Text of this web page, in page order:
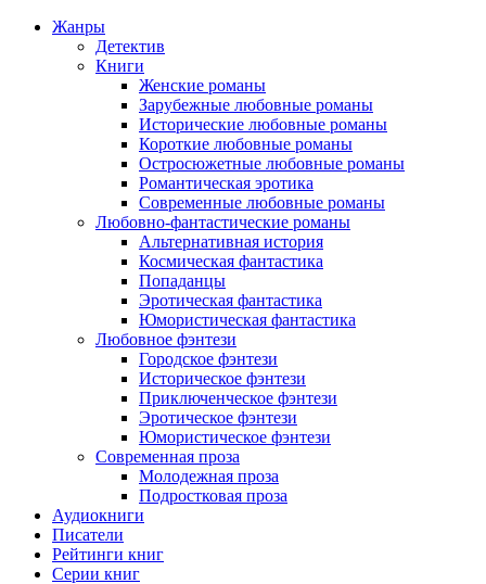
Жанры
Детектив
Книги
Женские романы
Зарубежные любовные романы
Исторические любовные романы
Короткие любовные романы
Остросюжетные любовные романы
Романтическая эротика
Современные любовные романы
Любовно-фантастические романы
Альтернативная история
Космическая фантастика
Попаданцы
Эротическая фантастика
Юмористическая фантастика
Любовное фэнтези
Городское фэнтези
Историческое фэнтези
Приключенческое фэнтези
Эротическое фэнтези
Юмористическое фэнтези
Современная проза
Молодежная проза
Подростковая проза
Аудиокниги
Писатели
Рейтинги книг
Серии книг